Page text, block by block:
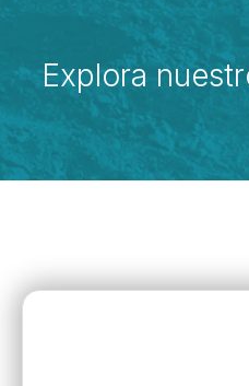
Explora